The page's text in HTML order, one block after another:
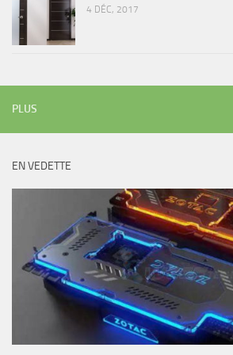
4 DÉC, 2017
PLUS
EN VEDETTE